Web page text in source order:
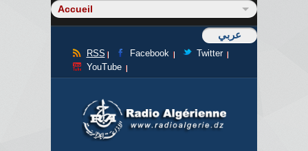
عربي
RSS Facebook
Twitter
YouTube